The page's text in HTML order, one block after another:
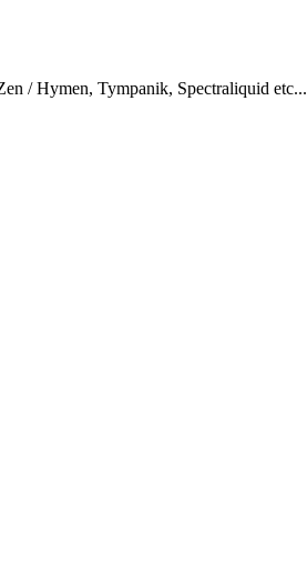
/ Hymen, Tympanik, Spectraliquid etc...